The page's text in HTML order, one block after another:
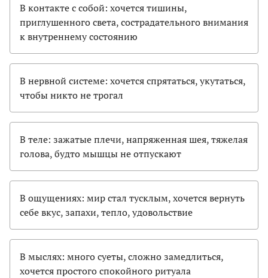
В контакте с собой: хочется тишины,
приглушенного света, сострадательного внимания
к внутреннему состоянию
В нервной системе: хочется спрятаться, укутаться,
чтобы никто не трогал
В теле: зажатые плечи, напряженная шея, тяжелая
голова, будто мышцы не отпускают
В ощущениях: мир стал тусклым, хочется вернуть
себе вкус, запахи, тепло, удовольствие
В мыслях: много суеты, сложно замедлиться,
хочется простого спокойного ритуала